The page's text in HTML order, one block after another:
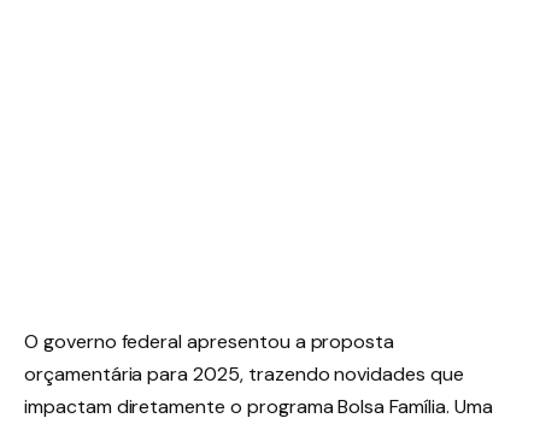
O governo federal apresentou a proposta
orçamentária para 2025, trazendo novidades que
impactam diretamente o programa Bolsa Família. Uma